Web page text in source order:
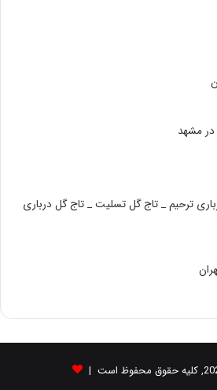
مشهد
ترحیم _ تاج گل تسلیت _ تاج گل درباری